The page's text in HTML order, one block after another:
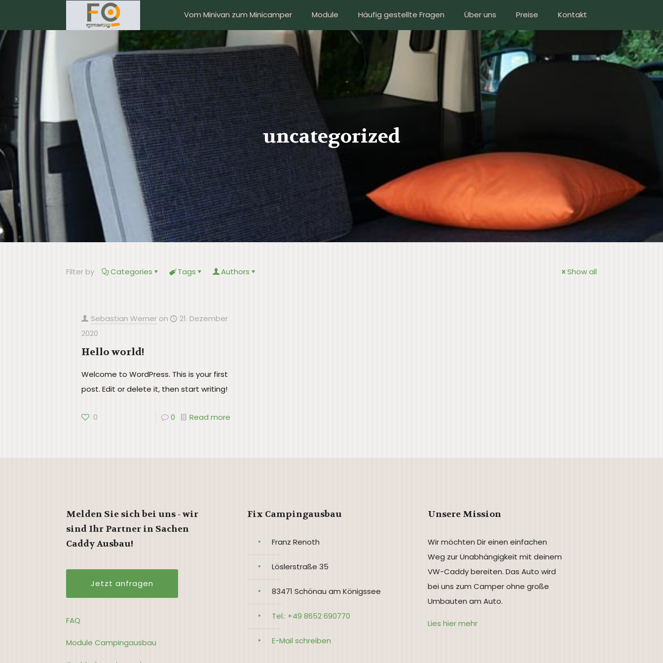
Vom Minivan zum Minicamper Module Häufig gestellte Fragen Über uns Preise Kontakt
uncategorized
Filter by Categories Tags Authors Show all
Sebastian Werner on
21. Dezember
2020
Hello world!
Welcome to WordPress. This is your first
post. Edit or delete it, then start writing!
0 0 Read more
Melden Sie sich bei uns - wir
sind Ihr Partner in Sachen
Caddy Ausbau!
Jetzt anfragen
FAQ
Module Campingausbau
Fix Campingausbau
Franz Renoth
Löslerstraße 35
83471 Schönau am Königssee
Tel.: +49 8652 690770
E-Mail schreiben
Unsere Mission
Wir möchten Dir einen einfachen
Weg zur Unabhängigkeit mit deinem
VW-Caddy bereiten. Das Auto wird
bei uns zum Camper ohne große
Umbauten am Auto.
Lies hier mehr